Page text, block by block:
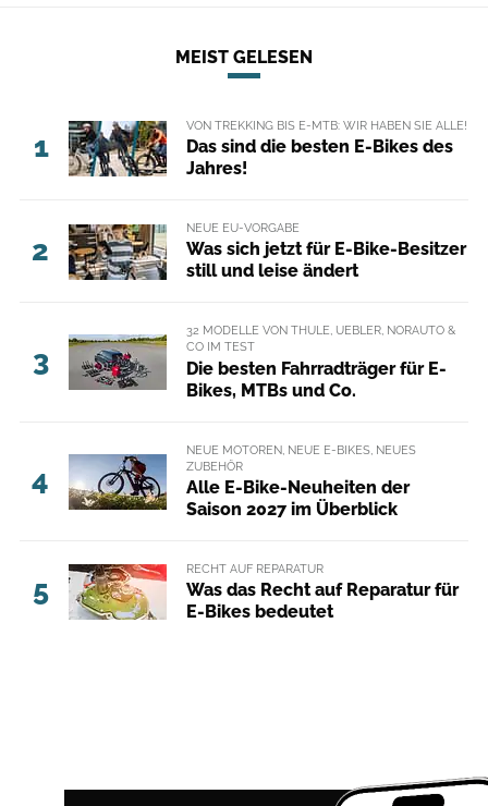
MEIST GELESEN
1
VON TREKKING BIS E-MTB: WIR HABEN SIE ALLE!
Das sind die besten E-Bikes des
Jahres!
2
NEUE EU-VORGABE
Was sich jetzt für E-Bike-Besitzer
still und leise ändert
3
32 MODELLE VON THULE, UEBLER, NORAUTO &
CO IM TEST
Die besten Fahrradträger für E-
Bikes, MTBs und Co.
4
NEUE MOTOREN, NEUE E-BIKES, NEUES
ZUBEHÖR
Alle E-Bike-Neuheiten der
Saison 2027 im Überblick
5
RECHT AUF REPARATUR
Was das Recht auf Reparatur für
E-Bikes bedeutet